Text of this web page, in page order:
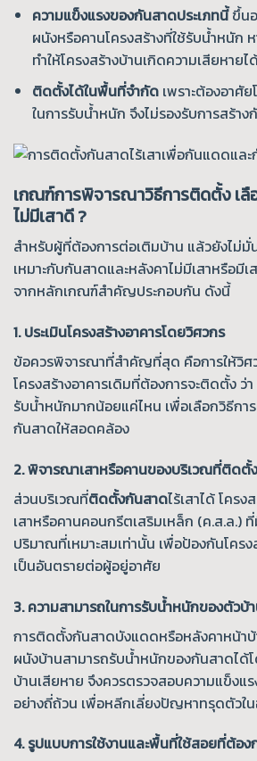
ความแข็งแรงของกันสาดประเภทนี้ขึ้น
ผนังหรือคานโครงสร้างที่ใช้รับน้ำหนัก
ทำให้โครงสร้างบ้านเกิดความเสียหายไ
ติดตั้งได้ในพื้นที่จำกัดเพราะต้องอาศั
ในการรับน้ำหนัก จึงไม่รองรับการสร้า
เกณฑ์การพิจารณาวิธีการติดตั้ง เลื
ไม่มีเสาดี ?
สำหรับผู้ที่ต้องการต่อเติมบ้าน แล้วยังไม่มั่
เหมาะกับกันสาดและหลังคาไม่มีเสาหรือมีเ
จากหลักเกณฑ์สำคัญประกอบกัน ดังนี้
1. ประเมินโครงสร้างอาคารโดยวิศวกร
ข้อควรพิจารณาที่สำคัญที่สุด คือการให้วิศ
โครงสร้างอาคารเดิมที่ต้องการจะติดตั้ง ว่
รับน้ำหนักมากน้อยแค่ไหน เพื่อเลือกวิธีกา
กันสาดให้สอดคล้อง
2. พิจารณาเสาหรือคานของบริเวณที่ติดตั้ง
ส่วนบริเวณที่ติดตั้งกันสาดไร้เสาได้ โคร
เสาหรือคานคอนกรีตเสริมเหล็ก (ค.ส.ล.) ที่
ปริมาณที่เหมาะสมเท่านั้น เพื่อป้องกันโครง
เป็นอันตรายต่อผู้อยู่อาศัย
3. ความสามารถในการรับน้ำหนักของตัวบ้
การติดตั้งกันสาดบังแดดหรือหลังคาหน้าบ้
ผนังบ้านสามารถรับน้ำหนักของกันสาดได้โ
บ้านเสียหาย จึงควรตรวจสอบความแข็งแ
อย่างถี่ถ้วน เพื่อหลีกเลี่ยงปัญหาทรุดตัวใ
4. รูปแบบการใช้งานและพื้นที่ใช้สอยที่ต้อง